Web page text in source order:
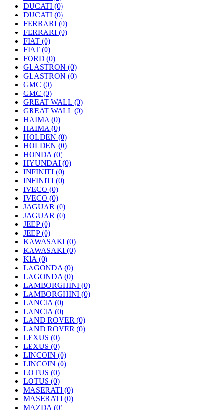
DUCATI (0)
DUCATI (0)
FERRARI (0)
FERRARI (0)
FIAT (0)
FIAT (0)
FORD (0)
GLASTRON (0)
GLASTRON (0)
GMC (0)
GMC (0)
GREAT WALL (0)
GREAT WALL (0)
HAIMA (0)
HAIMA (0)
HOLDEN (0)
HOLDEN (0)
HONDA (0)
HYUNDAI (0)
INFINITI (0)
INFINITI (0)
IVECO (0)
IVECO (0)
JAGUAR (0)
JAGUAR (0)
JEEP(0)
JEEP(0)
KAWASAKI (0)
KAWASAKI (0)
KIA (0)
LAGONDA (0)
LAGONDA (0)
LAMBORGHINI (0)
LAMBORGHINI (0)
LANCIA (0)
LANCIA (0)
LAND ROVER (0)
LAND ROVER (0)
LEXUS (0)
LEXUS (0)
LINCOIN (0)
LINCOIN (0)
LOTUS (0)
LOTUS (0)
MASERATI (0)
MASERATI (0)
MAZDA (0)